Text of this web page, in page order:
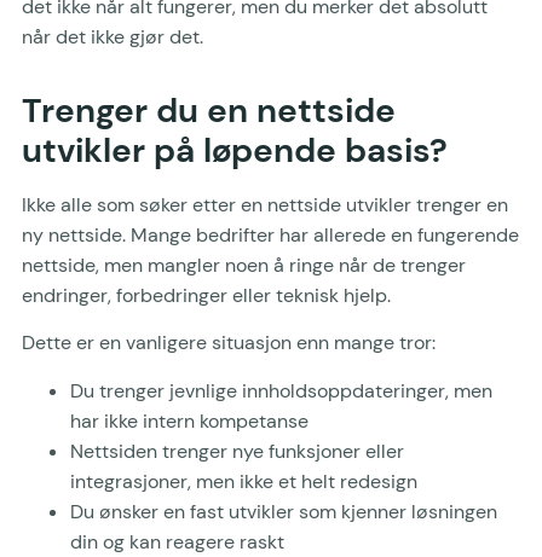
det ikke når alt fungerer, men du merker det absolutt
når det ikke gjør det.
Trenger du en nettside
utvikler på løpende basis?
Ikke alle som søker etter en nettside utvikler trenger en
ny nettside. Mange bedrifter har allerede en fungerende
nettside, men mangler noen å ringe når de trenger
endringer, forbedringer eller teknisk hjelp.
Dette er en vanligere situasjon enn mange tror:
Du trenger jevnlige innholdsoppdateringer, men
har ikke intern kompetanse
Nettsiden trenger nye funksjoner eller
integrasjoner, men ikke et helt redesign
Du ønsker en fast utvikler som kjenner løsningen
din og kan reagere raskt